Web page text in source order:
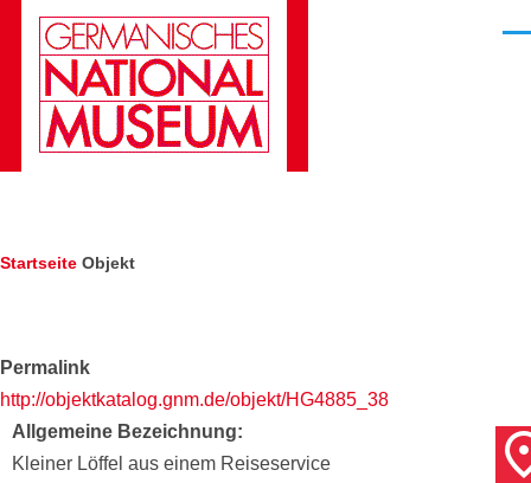
Direkt zum Inhalt
Pfadnavigation
Startseite Objekt
Permalink
http://objektkatalog.gnm.de/objekt/HG4885_38
Allgemeine Bezeichnung
Kleiner Löffel aus einem Reiseservice